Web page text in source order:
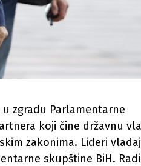
zgradu Parlamentarne
koji čine državnu
zakonima. Lideri
skupštine BiH.